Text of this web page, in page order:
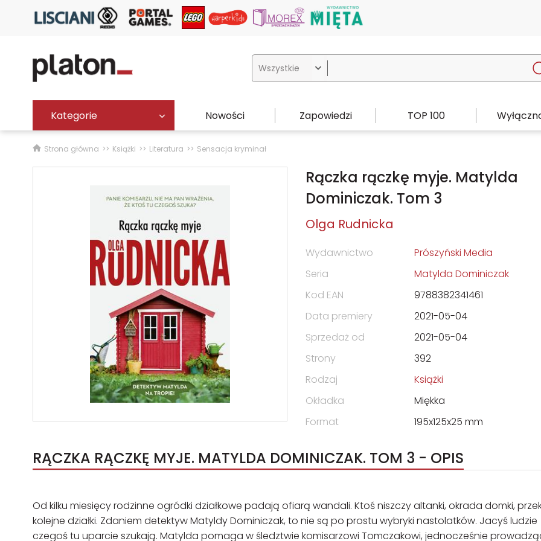

Kategorie Nowości Zapowiedzi TOP 100
Strona główna Książki Literatura Sensacja kryminał
Rączka rączkę myje. Matylda
Dominiczak. Tom 3
Olga Rudnicka
Wydawnictwo
Prószyński Media
Seria
Matylda Dominiczak
Kod EAN
9788382341461
Data premiery
2021-05-04
Sprzedaż od
2021-05-04
Strony
392
Rodzaj
Książki
Okładka
Miękka
Format
195x125x25 mm
RĄCZKA RĄCZKĘ MYJE. MATYLDA DOMINICZAK. TOM 3 - OPIS
Od kilku miesięcy rodzinne ogródki działkowe padają ofiarą wandali. Ktoś niszczy altanki, okrada domki,
kolejne działki. Zdaniem detektyw Matyldy Dominiczak, to nie są po prostu wybryki nastolatków. Jacyś ludzie
czegoś tu uparcie szukają. Matylda pomaga w śledztwie komisarzowi Tomczakowi, jednocześnie